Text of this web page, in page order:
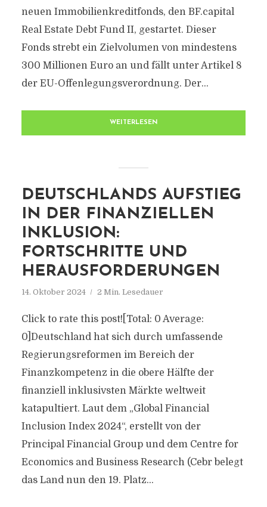
neuen Immobilienkreditfonds, den BF.capital
Real Estate Debt Fund II, gestartet. Dieser
Fonds strebt ein Zielvolumen von mindestens
300 Millionen Euro an und fällt unter Artikel 8
der EU-Offenlegungsverordnung. Der...
WEITERLESEN
DEUTSCHLANDS AUFSTIEG
IN DER FINANZIELLEN
INKLUSION:
FORTSCHRITTE UND
HERAUSFORDERUNGEN
14. Oktober 2024 2 Min. Lesedauer
Click to rate this post![Total: 0 Average:
0]Deutschland hat sich durch umfassende
Regierungsreformen im Bereich der
Finanzkompetenz in die obere Hälfte der
finanziell inklusivsten Märkte weltweit
katapultiert. Laut dem „Global Financial
Inclusion Index 2024“, erstellt von der
Principal Financial Group und dem Centre for
Economics and Business Research (Cebr belegt
das Land nun den 19. Platz...